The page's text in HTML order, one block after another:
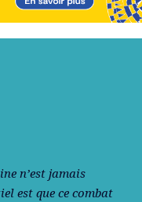
n’est jamais
est que ce combat